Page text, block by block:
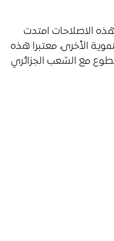
الاصلاحات امتدت
الأخرى، معتبرا هذه
مع الشعب الجزائري